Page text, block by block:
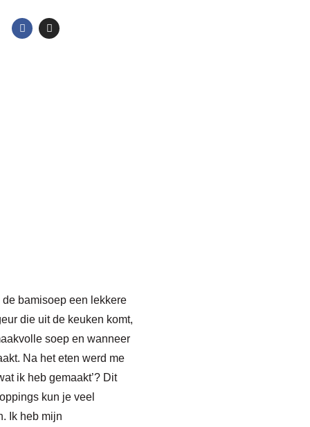
de bamisoep een lekkere
die uit de keuken komt,
soep en wanneer
Na het eten werd me
ik heb gemaakt’? Dit
kun je veel
Ik heb mijn